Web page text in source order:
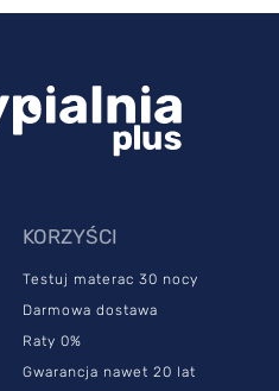
więcej
zabezpieczony przy pomocy
właściwą cyrkulację
jego czystość. Pokrowiec został
rozdzielczy, który pozwoli Ci
że
pleców i karku. Model zapobiega
dysfunkcji kręgosłupa, a
niezależnie od tego, jaką pozycję
KORZYŚCI
Testuj materac 30 nocy
Darmowa dostawa
Raty 0%
Gwarancja nawet 20 lat